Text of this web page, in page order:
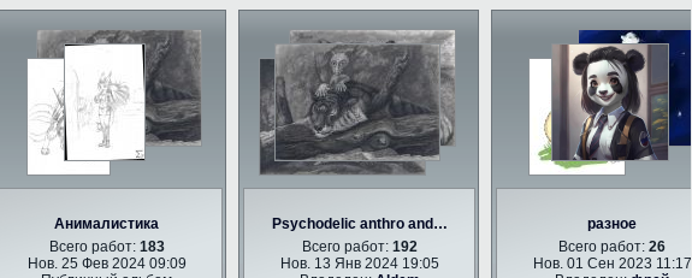
Анималистика
Всего работ:183
Нов. 25 Фев 2024 09:09
Psychodelic anthro and…
Всего работ:192
Нов. 13 Янв 2024 19:05
разное
Всего работ:26
Нов. 01 Сен 2023 11:17